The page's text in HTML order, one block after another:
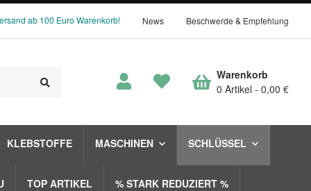
ab 100 Euro Warenkorb! News Beschwerde & Empfehlung
KLEBSTOFFE MASCHINEN SCHLÜSSEL
TOP ARTIKEL % STARK REDUZIERT %
Warenkorb
0 Artikel
0,00 €